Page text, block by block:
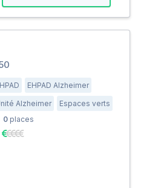
EHPAD Alzheimer
Alzheimer
Espaces verts
0 places